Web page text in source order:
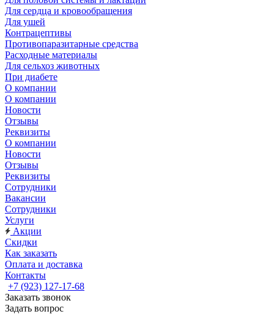
Для сердца и кровообращения
Для ушей
Контрацептивы
Противопаразитарные средства
Расходные материалы
Для сельхоз животных
При диабете
О компании
О компании
Новости
Отзывы
Реквизиты
О компании
Новости
Отзывы
Реквизиты
Сотрудники
Вакансии
Сотрудники
Услуги
Акции
Скидки
Как заказать
Оплата и доставка
Контакты
+7 (923) 127-17-68
Заказать звонок
Задать вопрос